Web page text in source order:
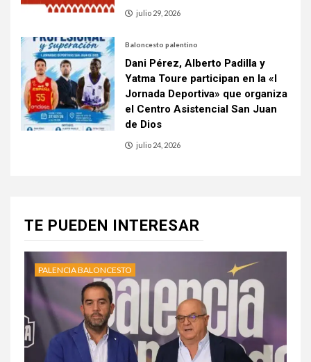
julio 29, 2026
Baloncesto palentino
Dani Pérez, Alberto Padilla y
Yatma Toure participan en la «I
Jornada Deportiva» que organiza
el Centro Asistencial San Juan
de Dios
julio 24, 2026
TE PUEDEN INTERESAR
PALENCIA BALONCESTO